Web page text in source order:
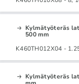
Kylmätyöteräs
500 mm
K460TH012X04 -
Kylmätyöteräs